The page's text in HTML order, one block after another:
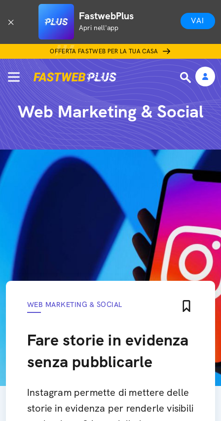
FastwebPlus
Apri nell'app
VAI
OFFERTA FASTWEB PER LA TUA CASA
Web Marketing & Social
WEB MARKETING & SOCIAL
Fare storie in evidenza
senza pubblicarle
Instagram permette di mettere delle
storie in evidenza per renderle visibili